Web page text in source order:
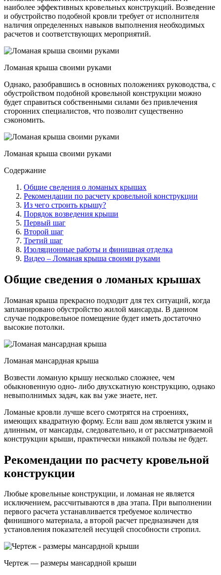
наиболее эффективных кровельных конструкций. Возведение
и обустройство подобной кровли требует от исполнителя
наличия определенных навыков выполнения необходимых
расчетов и соответствующих мероприятий.
Ломаная крыша своими руками
Однако, разобравшись в основных положениях руководства, с
обустройством подобной кровельной конструкции можно
будет справиться собственными силами без привлечения
сторонних специалистов, что позволит существенно
сэкономить.
Ломаная крыша своими руками
Содержание
Общие сведения о ломаных крышах
Рекомендации по расчету кровельной конструкции
Из чего строить крышу?
Порядок возведения крыши
Первый шаг
Второй шаг
Третий шаг
Изоляционные работы и финишная отделка
Видео – Ломаная крыша своими руками
Общие сведения о ломаных крышах
Ломаная крыша прекрасно подходит для тех ситуаций, когда
запланировано обустройство жилой мансарды. В данном
случае подкровельное помещение будет иметь достаточно
высокие потолки.
Ломаная мансардная крыша
Возвести ломаную крышу несколько сложнее, чем
обыкновенную одно- либо двухскатную конструкцию, однако
невыполнимых задач, как вы уже знаете, нет.
Ломаные кровли лучше всего смотрятся на строениях,
имеющих квадратную форму. Если ваш дом является узким и
длинным, от мансарды, следовательно, и от рассматриваемой
конструкции крыши, практически никакой пользы не будет.
Рекомендации по расчету кровельной
конструкции
Любые кровельные конструкции, и ломаная не является
исключением, рассчитываются в два этапа. При выполнении
первого расчета устанавливается требуемое количество
финишного материала, а второй расчет предназначен для
установления показателей несущей способности стропил.
Чертеж — размеры мансардной крыши